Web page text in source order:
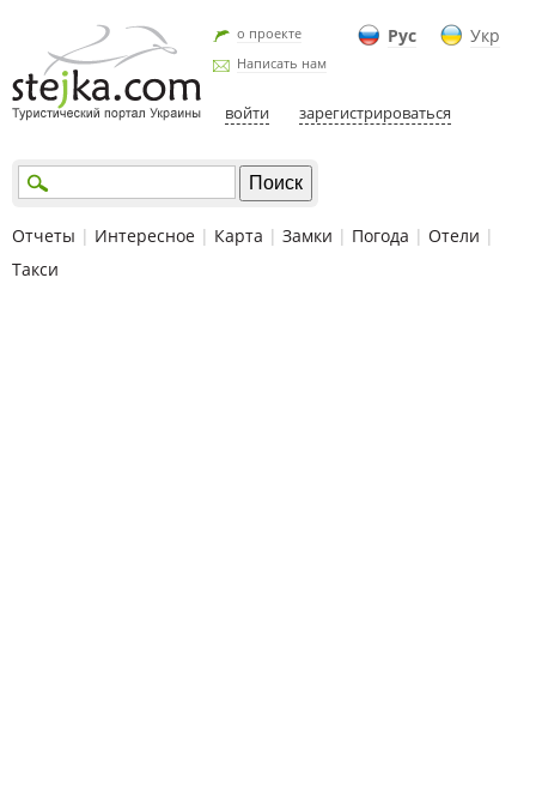
Рус Укр
о проекте
Написать нам
войти зарегистрироваться
Отчеты | Интересное | Карта | Замки | Погода | Отели |
Такси